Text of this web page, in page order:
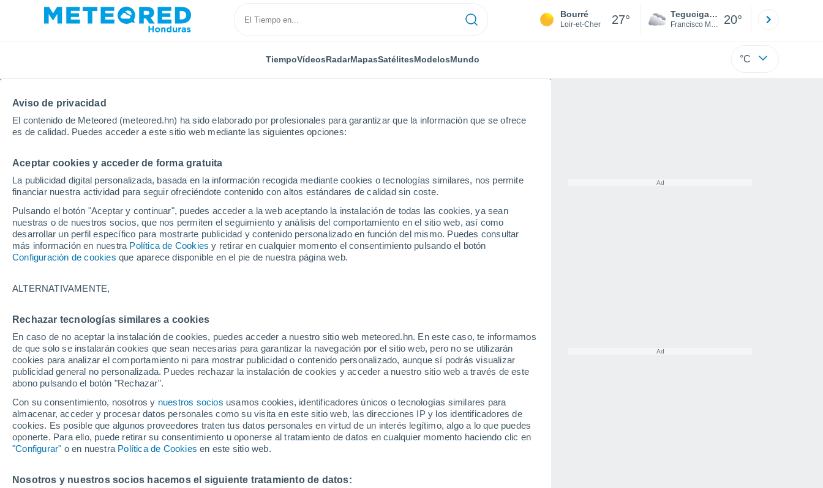
Aviso de privacidad
El contenido de Meteored (meteored.hn) ha sido elaborado por profesionales para garantizar que la información que se ofrece
es de calidad. Puedes acceder a este sitio web mediante las siguientes opciones:
Aceptar cookies y acceder de forma gratuita
La publicidad digital personalizada, basada en la información recogida mediante cookies o tecnologías similares, nos permite
financiar nuestra actividad para seguir ofreciéndote contenido con altos estándares de calidad sin coste.
Pulsando el botón "Aceptar y continuar", puedes acceder a la web aceptando la instalación de todas las cookies, ya sean
nuestras o de nuestros socios, que nos permiten el seguimiento y análisis del comportamiento en el sitio web, así como
desarrollar un perfil específico para mostrarte publicidad y contenido personalizado en función del mismo. Puedes consultar
más información en nuestra Política de Cookies y retirar en cualquier momento el consentimiento pulsando el botón
Configuración de cookies que aparece disponible en el pie de nuestra página web.
ALTERNATIVAMENTE,
Rechazar tecnologías similares a cookies
En caso de no aceptar la instalación de cookies, puedes acceder a nuestro sitio web meteored.hn. En este caso, te informamos
de que solo se instalarán cookies que sean necesarias para garantizar la navegación por el sitio web, pero no se utilizarán
cookies para analizar el comportamiento ni para mostrar publicidad o contenido personalizado, aunque sí podrás visualizar
publicidad general no personalizada. Puedes rechazar la instalación de cookies y acceder a nuestro sitio web a través de este
abono pulsando el botón "Rechazar".
Con su consentimiento, nosotros y nuestros socios usamos cookies, identificadores únicos o tecnologías similares para
almacenar, acceder y procesar datos personales como su visita en este sitio web, las direcciones IP y los identificadores de
cookies. Es posible que algunos proveedores traten tus datos personales en virtud de un interés legítimo, algo a lo que puedes
oponerte. Para ello, puede retirar su consentimiento u oponerse al tratamiento de datos en cualquier momento haciendo clic en
"Configurar" o en nuestra Política de Cookies en este sitio web.
Nosotros y nuestros socios hacemos el siguiente tratamiento de datos:
Bourré
Loir-et-Cher 27° Tegucigalpa
Francisco Morazán 20°
TiempoVídeosRadarMapasSatélitesModelosMundo °C
Inicio Francia Centro-Valle de Loira
Tiempo en Bourré por horas
Tiempo 1 - 7 días Por horas
Gráfica del tiempo por horas en Bourré
SÍMBOLO TEMPERATURA
00 03 06 09 12 15 18 21 00 03 06 09 12 15 18 21 00 03 06 09 12 15 18 21 00
24°
30°
32°
31°
20°
30°
33°
30°
27°
31°
33°
31°
26°